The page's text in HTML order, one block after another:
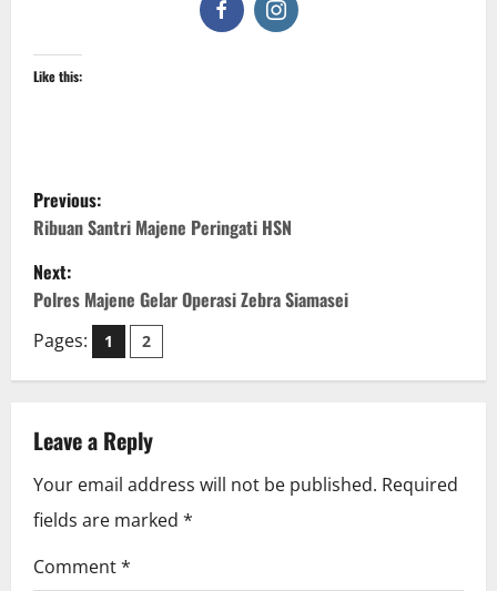
Like this:
P
o
s
t
n
a
v
i
g
Previous:
Ribuan Santri Majene Peringati HSN
Next:
Polres Majene Gelar Operasi Zebra Siamasei
Pages: 1 2
Leave a Reply
Your email address will not be published. Required
fields are marked *
Comment*